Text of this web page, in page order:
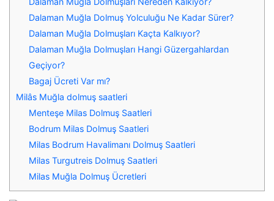
Dalaman Muğla Dolmuş Yolculuğu Ne Kadar Sürer?
Dalaman Muğla Dolmuşları Kaçta Kalkıyor?
Dalaman Muğla Dolmuşları Hangi Güzergahlardan
Geçiyor?
Bagaj Ücreti Var mı?
Milâs Muğla dolmuş saatleri
Menteşe Milas Dolmuş Saatleri
Bodrum Milas Dolmuş Saatleri
Milas Bodrum Havalimanı Dolmuş Saatleri
Milas Turgutreis Dolmuş Saatleri
Milas Muğla Dolmuş Ücretleri